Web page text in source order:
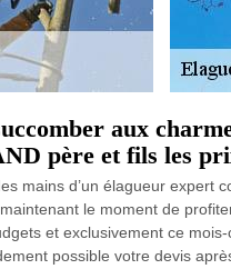
aux
père et fils les
mains d’un élagueur expert
le moment de
et exclusivement ce
possible votre devis